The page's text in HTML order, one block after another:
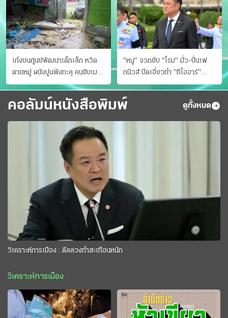
เก๋งชนศูนย์พัฒนาเด็กเล็ก หวิด
ตายหมู่ ผนังปูนพังทะลุ คนขับเมา
ยา
"หนู" จวกยับ "โรม" มั่ว-ปั่นเฟ
กนิวส์ ปัดเอี่ยวทํา "ทีโออาร์"
ต้นทางโกงสอบฉาว
คอลัมน์หนังสือพิมพ์ ดูทั้งหมด
วิเคราะห์การเมือง : ดีลลวงทำสะเทือนหนัก
วิเคราะห์การเมือง